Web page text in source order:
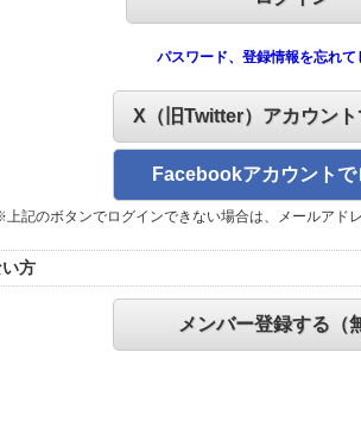
パスワード、登録情報を忘れて
X（旧Twitter）アカウン
Facebookアカウントで
記のボタンでログインできない場合は、メールアド
方
メンバー登録する（